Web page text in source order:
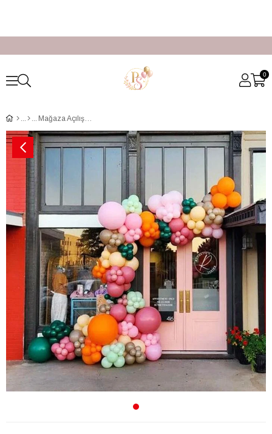
0
Mağaza Açılış Zincir Balon Süsleme